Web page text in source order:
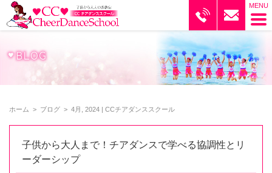
ブログ｜CCチアダンススクール
ホーム > ブログ > 4月, 2024 | CCチアダンススクール
子供から大人まで！チアダンスで学べる協調性とリ
ーダーシップ